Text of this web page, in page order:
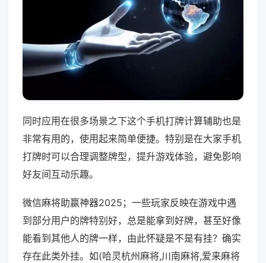
同时应用在很多场景之下这个手机打牌计算辅助也是
非常有用的，使用起来简单便捷。特别是在大家手机
打牌时可以合理调整牌型，提升游戏体验，避免影响
好友间互动乐趣。
微信麻将助赢神器2025；一些玩家反映在游戏中遇
到部分用户的牌特别好，总是能拿到好牌，甚至好像
能看到其他人的牌一样，由此怀疑是不是有挂？确实
存在此类外挂。如(哈灵杭州麻将,川南麻将,爱来麻将